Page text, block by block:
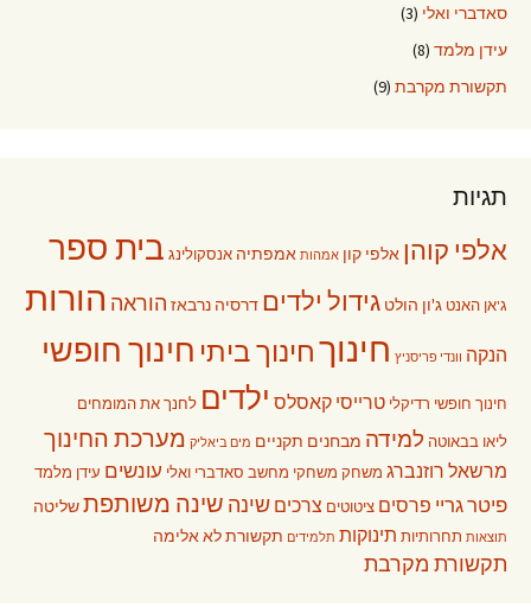
סאדברי ואלי (3)
עידן מלמד (8)
תקשורת מקרבת (9)
תגיות
אלפי קוהן אלפי קון אמהות אמפתיה אנסקולינג בית ספר
ג'אן האנט ג'ון הולט גידול ילדים דרסיה נרבאז הוראה הורות
הנקה וונדי פריסניץ חינוךחינוך ביתי חינוך חופשי
חינוך חופשי רדיקלי טרייסי קאסלס ילדים לחנך את המומחים
ליאו בבאוטה למידה מבחנים תקניים מים ביאליק מערכת החינוך
מרשאל רוזנברג משחק משחקי מחשב סאדברי ואלי עונשים עידן מלמד
פיטר גריי פרסים ציטוטים צרכים שינה שינה משותפתשליטה
תוצאות תחרותיות תינוקות תלמידים תקשורת לא אלימה
תקשורת מקרבת